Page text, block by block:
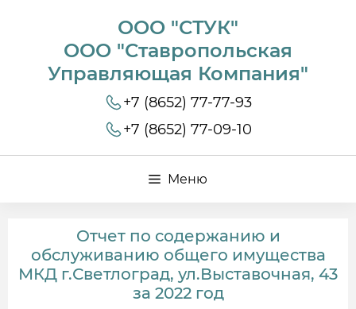
ООО "СТУК"
ООО "Ставропольская
Управляющая Компания"
+7 (8652) 77-77-93
+7 (8652) 77-09-10
Меню
Отчет по содержанию и
обслуживанию общего имущества
МКД г.Светлоград, ул.Выставочная, 43
за 2022 год